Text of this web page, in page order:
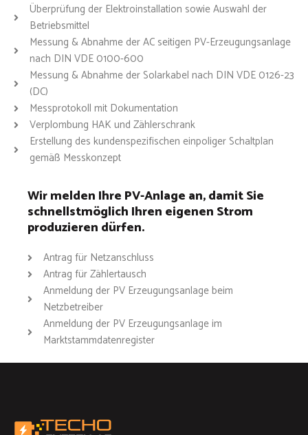
Überprüfung der Elektroinstallation sowie Auswahl der
Betriebsmittel
Messung & Abnahme der AC seitigen PV-Erzeugungsanlage
nach DIN VDE 0100-600
Messung & Abnahme der Solarkabel nach DIN VDE 0126-23
(DC)
Messprotokoll mit Dokumentation
Verplombung HAK und Zählerschrank
Erstellung des kundenspezifischen einpoliger Schaltplan
gemäß Messkonzept
Wir melden Ihre PV-Anlage an, damit Sie
schnellstmöglich Ihren eigenen Strom
produzieren dürfen.
Antrag für Netzanschluss
Antrag für Zählertausch
Anmeldung der PV Erzeugungsanlage beim
Netzbetreiber
Anmeldung der PV Erzeugungsanlage im
Marktstammdatenregister